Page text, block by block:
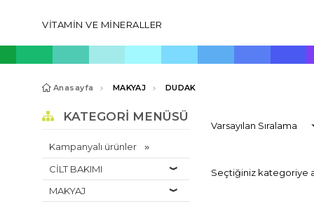
VİTAMİN VE MİNERALLER
Anasayfa MAKYAJ DUDAK
KATEGORI MENÜSÜ
Kampanyalı ürünler
CİLT BAKIMI
MAKYAJ
Seçtiğiniz kategoriye